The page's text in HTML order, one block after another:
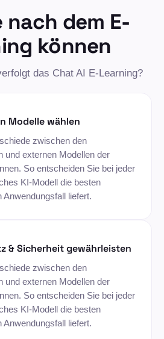
nach dem E-
können
das Chat AI E-Learning?
Modelle wählen
zwischen den
und externen Modellen der
So entscheiden Sie bei jeder
KI-Modell die besten
Anwendungsfall liefert.
& Sicherheit gewährleisten
zwischen den
und externen Modellen der
So entscheiden Sie bei jeder
KI-Modell die besten
Anwendungsfall liefert.